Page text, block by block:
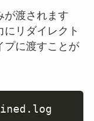
が渡されます
リダイレクト
プに渡すことが